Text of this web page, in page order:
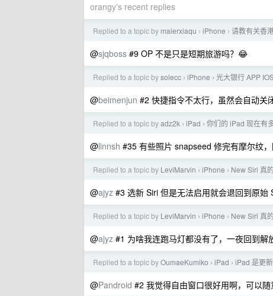
orangy's recent replies
Replied to a topic by maierxiaqu › iPhone › 请教有关香
@sjqboss #9 OP 不是只是短期旅游吗？😂
Replied to a topic bysolecc › iPhone › 光大银行 APP
@beimenjun #2 快捷指令不太行，虽然会自动
Replied to a topic byadz2k › iPad › 你们的 iPad 现在有
@linnsh #35 有些照片 snapseed 修完有摩尔纹
Replied to a topic by LeviMarvin › iPhone › New Siri 真
@ajyz #3 选新 Siri 但是无法启用就会退回到原始
Replied to a topic by LeviMarvin › iPhone › New Siri 真
@ajyz #1 为啥我连跑马灯都没有了，一夜回到解
Replied to a topic byOumaeKumiko › iPad › iPad 是更
@Pandroid #2 我觉得自由窗口很好用啊，可以